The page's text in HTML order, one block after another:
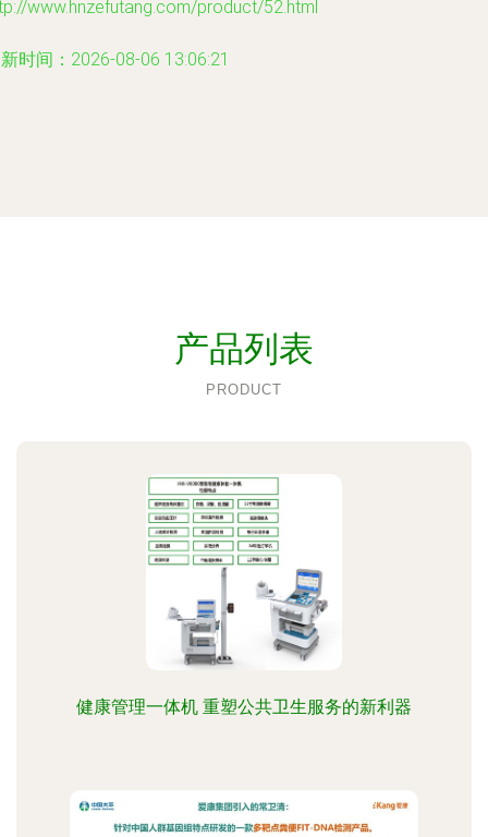
www.hnzefutang.com/product/52.html
时间：2026-08-06 13:06:21
产品列表
PRODUCT
健康管理一体机 重塑公共卫生服务的新利器